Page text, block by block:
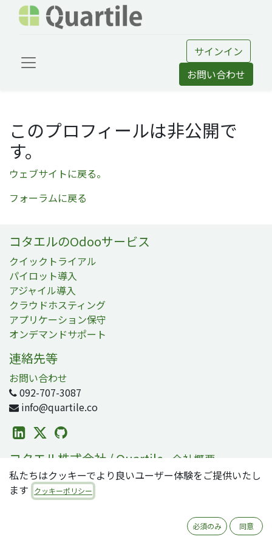
サインイン
お問い合わせ
このプロフィールは非公開で
す。
ウェブサイトに戻る。
フォーラムに戻る
コタエルのOdooサービス
クイックトライアル
パイロット導入
アジャイル導入
クラウドホスティング
アプリケーション保守
オンデマンドサポート
連絡先等
お問い合わせ
092-707-3087
info@quartile.co
コタエル株式会社 / Quartile 会社概要
コタエルは日本および世界各地のお客様のOdoo導入を支
援しています。
Odooは2800万人のユーザが利用する、世界で最も人気の
オープンソースビジネスアプリ/ERPスイートです。零細・
私たちはクッキーでより良いユーザー体験をご提供いたし
ます
クッキーポリシー
必須のみ 同意